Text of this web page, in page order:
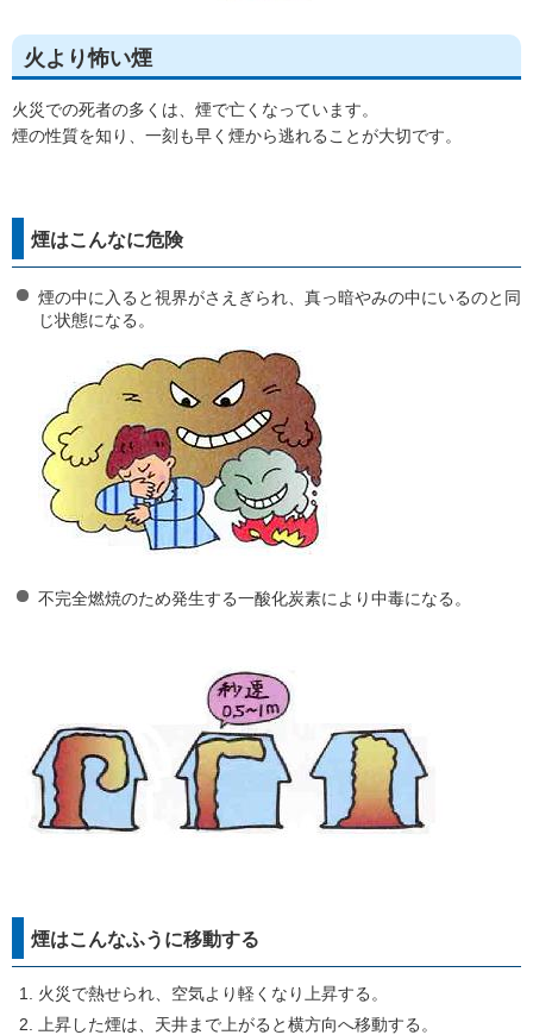
火より怖い煙
火災での死者の多くは、煙で亡くなっています。
煙の性質を知り、一刻も早く煙から逃れることが大切です。
煙はこんなに危険
煙の中に入ると視界がさえぎられ、真っ暗やみの中にいるのと同
じ状態になる。
不完全燃焼のため発生する一酸化炭素により中毒になる。
煙はこんなふうに移動する
火災で熱せられ、空気より軽くなり上昇する。
上昇した煙は、天井まで上がると横方向へ移動する。